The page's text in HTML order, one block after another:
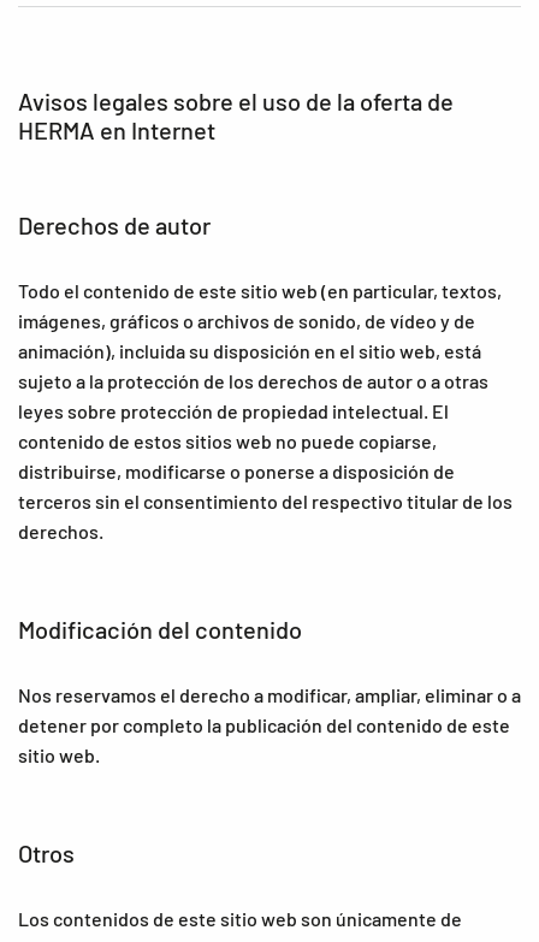
Avisos legales sobre el uso de la oferta de
HERMA en Internet
Derechos de autor
Todo el contenido de este sitio web (en particular, textos,
imágenes, gráficos o archivos de sonido, de vídeo y de
animación), incluida su disposición en el sitio web, está
sujeto a la protección de los derechos de autor o a otras
leyes sobre protección de propiedad intelectual. El
contenido de estos sitios web no puede copiarse,
distribuirse, modificarse o ponerse a disposición de
terceros sin el consentimiento del respectivo titular de los
derechos.
Modificación del contenido
Nos reservamos el derecho a modificar, ampliar, eliminar o a
detener por completo la publicación del contenido de este
sitio web.
Otros
Los contenidos de este sitio web son únicamente de